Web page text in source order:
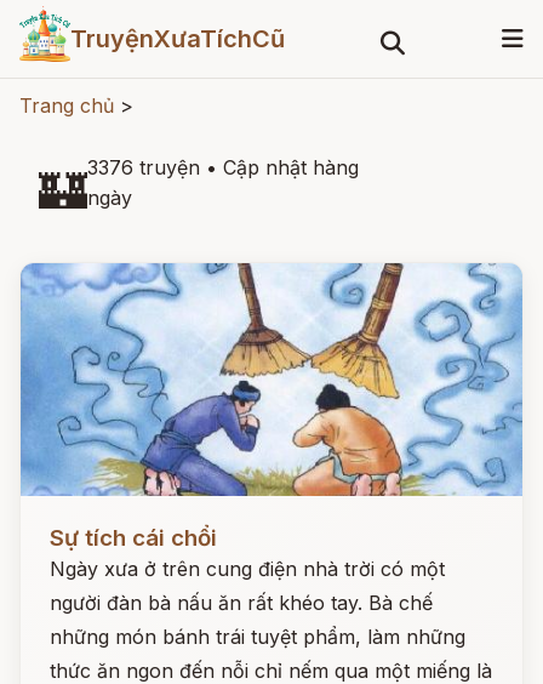
TruyệnXưaTíchCũ
Trang chủ >
🏰3376 truyện • Cập nhật hàng
ngày
Sự tích cái chổi
Ngày xưa ở trên cung điện nhà trời có một
người đàn bà nấu ăn rất khéo tay. Bà chế
những món bánh trái tuyệt phẩm, làm những
thức ăn ngon đến nỗi chỉ nếm qua một miếng là